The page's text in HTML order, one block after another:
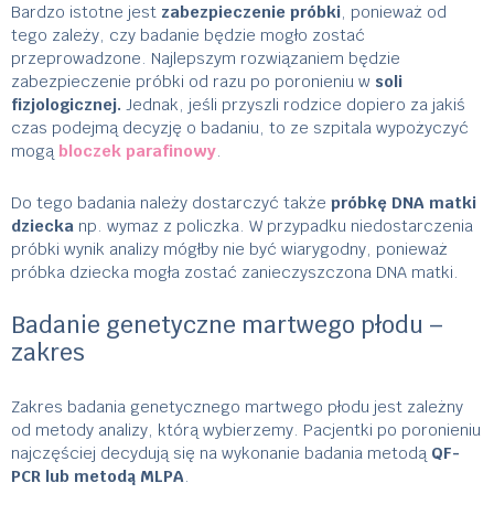
Bardzo istotne jest zabezpieczenie próbki, ponieważ od
tego zależy, czy badanie będzie mogło zostać
przeprowadzone. Najlepszym rozwiązaniem będzie
zabezpieczenie próbki od razu po poronieniu wsoli
fizjologicznej. Jednak, jeśli przyszli rodzice dopiero za jakiś
czas podejmą decyzję o badaniu, to ze szpitala wypożyczyć
mogą bloczek parafinowy.
Do tego badania należy dostarczyć także próbkę DNA matki
dziecka np. wymaz z policzka. W przypadku niedostarczenia
próbki wynik analizy mógłby nie być wiarygodny, ponieważ
próbka dziecka mogła zostać zanieczyszczona DNA matki.
Badanie genetyczne martwego płodu –
zakres
Zakres badania genetycznego martwego płodu jest zależny
od metody analizy, którą wybierzemy. Pacjentki po poronieniu
najczęściej decydują się na wykonanie badania metodąQF-
PCR lub metodą MLPA.